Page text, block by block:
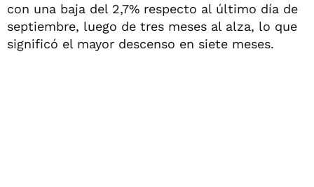
con una baja del 2,7% respecto al último día de
septiembre, luego de tres meses al alza, lo que
significó el mayor descenso en siete meses.